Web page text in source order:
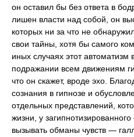
он оставил бы без ответа в
лишен власти над собой, он
которых ни за что не
свои тайны, хотя бы самого
иных случаях этот
подражании всем движениям
что он скажет, вроде эхо.
сознания в гипнозе и
отдельных представлений,
жизни, у загипнотизированного
вызывать обманы чувств —